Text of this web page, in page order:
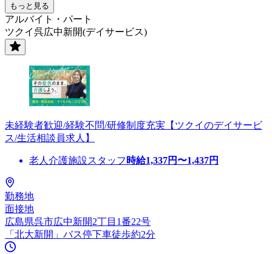
もっと見る
アルバイト・パート
ツクイ呉広中新開(デイサービス)
未経験者歓迎/経験不問/研修制度充実【ツクイのデイサービ
ス/生活相談員求人】
老人介護施設スタッフ 時給1,337円〜1,437円
勤務地
面接地
広島県呉市広中新開2丁目1番22号
「北大新開」バス停下車徒歩約2分